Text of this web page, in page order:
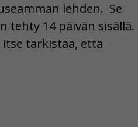
lehden. Se
tehty 14 päivän sisällä.
tarkistaa, että